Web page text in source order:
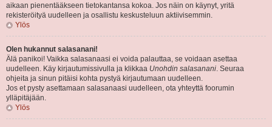
aikaan pienentääkseen tietokantansa kokoa. Jos näin on käynyt, yritä
rekisteröityä uudelleen ja osallistu keskusteluun aktiivisemmin.
Ylös
Olen hukannut salasanani!
Älä panikoi! Vaikka salasanaasi ei voida palauttaa, se voidaan asettaa
uudelleen. Käy kirjautumissivulla ja klikkaa Unohdin salasanani. Seuraa
ohjeita ja sinun pitäisi kohta pystyä kirjautumaan uudelleen.
Jos et pysty asettamaan salasanaasi uudelleen, ota yhteyttä foorumin
ylläpitäjään.
Ylös